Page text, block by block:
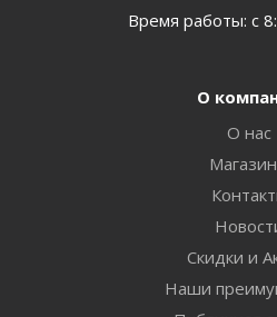
Время работы: с
О
О нас
Скидки и
Наши